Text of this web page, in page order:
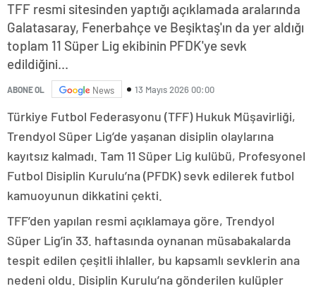
TFF resmi sitesinden yaptığı açıklamada aralarında
Galatasaray, Fenerbahçe ve Beşiktaş'ın da yer aldığı
toplam 11 Süper Lig ekibinin PFDK'ye sevk
edildiğini...
ABONE OL News 13 Mayıs 2026 00:00
Türkiye Futbol Federasyonu (TFF) Hukuk Müşavirliği,
Trendyol Süper Lig’de yaşanan disiplin olaylarına
kayıtsız kalmadı. Tam 11 Süper Lig kulübü, Profesyonel
Futbol Disiplin Kurulu’na (PFDK) sevk edilerek futbol
kamuoyunun dikkatini çekti.
TFF’den yapılan resmi açıklamaya göre, Trendyol
Süper Lig’in 33. haftasında oynanan müsabakalarda
tespit edilen çeşitli ihlaller, bu kapsamlı sevklerin ana
nedeni oldu. Disiplin Kurulu’na gönderilen kulüpler